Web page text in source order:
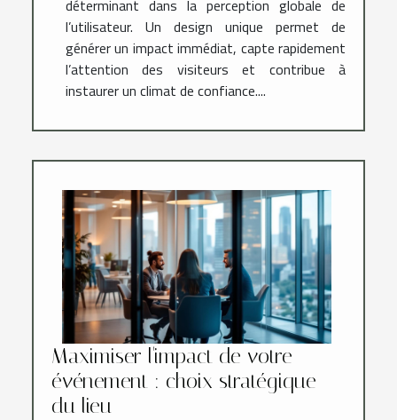
déterminant dans la perception globale de
l’utilisateur. Un design unique permet de
générer un impact immédiat, capte rapidement
l’attention des visiteurs et contribue à
instaurer un climat de confiance....
Maximiser l'impact de votre
événement : choix stratégique
du lieu